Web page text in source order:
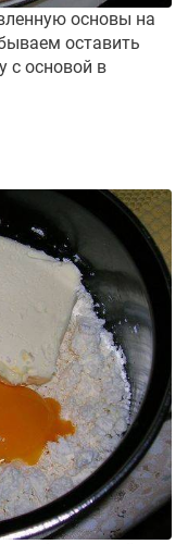
основы на
оставить
с основой в